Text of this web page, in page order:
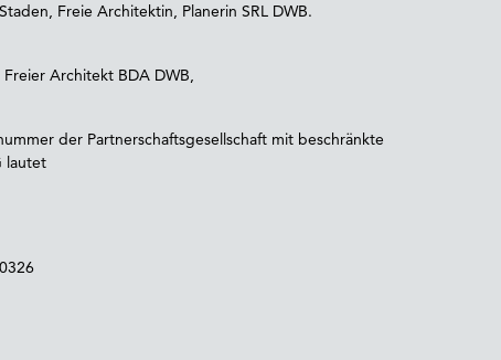
Freie Architektin, Planerin SRL DWB.
Architekt BDA DWB,
der Partnerschaftsgesellschaft mit beschränkte
lautet